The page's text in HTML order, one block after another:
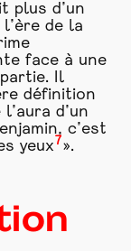
plus d’un
de la
face à une
Il
définition
d’un
c’est
yeux 7».